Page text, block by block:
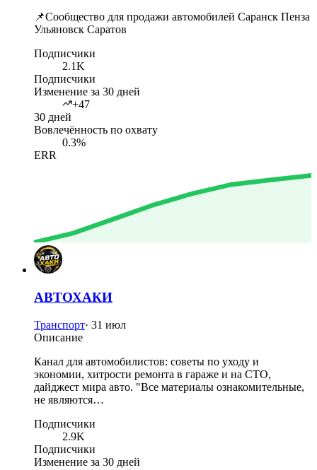
📌Сообщество для продажи автомобилей Саранск Пенза
Ульяновск Саратов
Подписчики
2.1K
Подписчики
Изменение за 30 дней
+47
30 дней
Вовлечённость по охвату
0.3%
ERR
АВТОХАКИ
Транспорт· 31 июл
Описание
Канал для автомобилистов: советы по уходу и
экономии, хитрости ремонта в гараже и на СТО,
дайджест мира авто. "Все материалы ознакомительные,
не являются…
Подписчики
2.9K
Подписчики
Изменение за 30 дней